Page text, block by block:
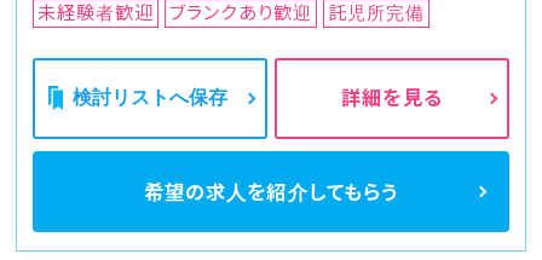
未経験者歓迎
ブランクあり歓迎 託児所完備
検討リストへ保存 詳細を見る
希望の求人を紹介してもらう